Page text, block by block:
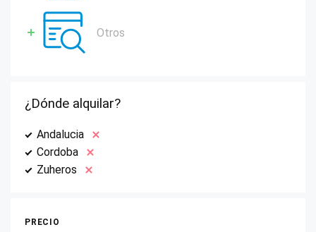
Otros
¿Dónde alquilar?
Andalucia
Cordoba
Zuheros
PRECIO